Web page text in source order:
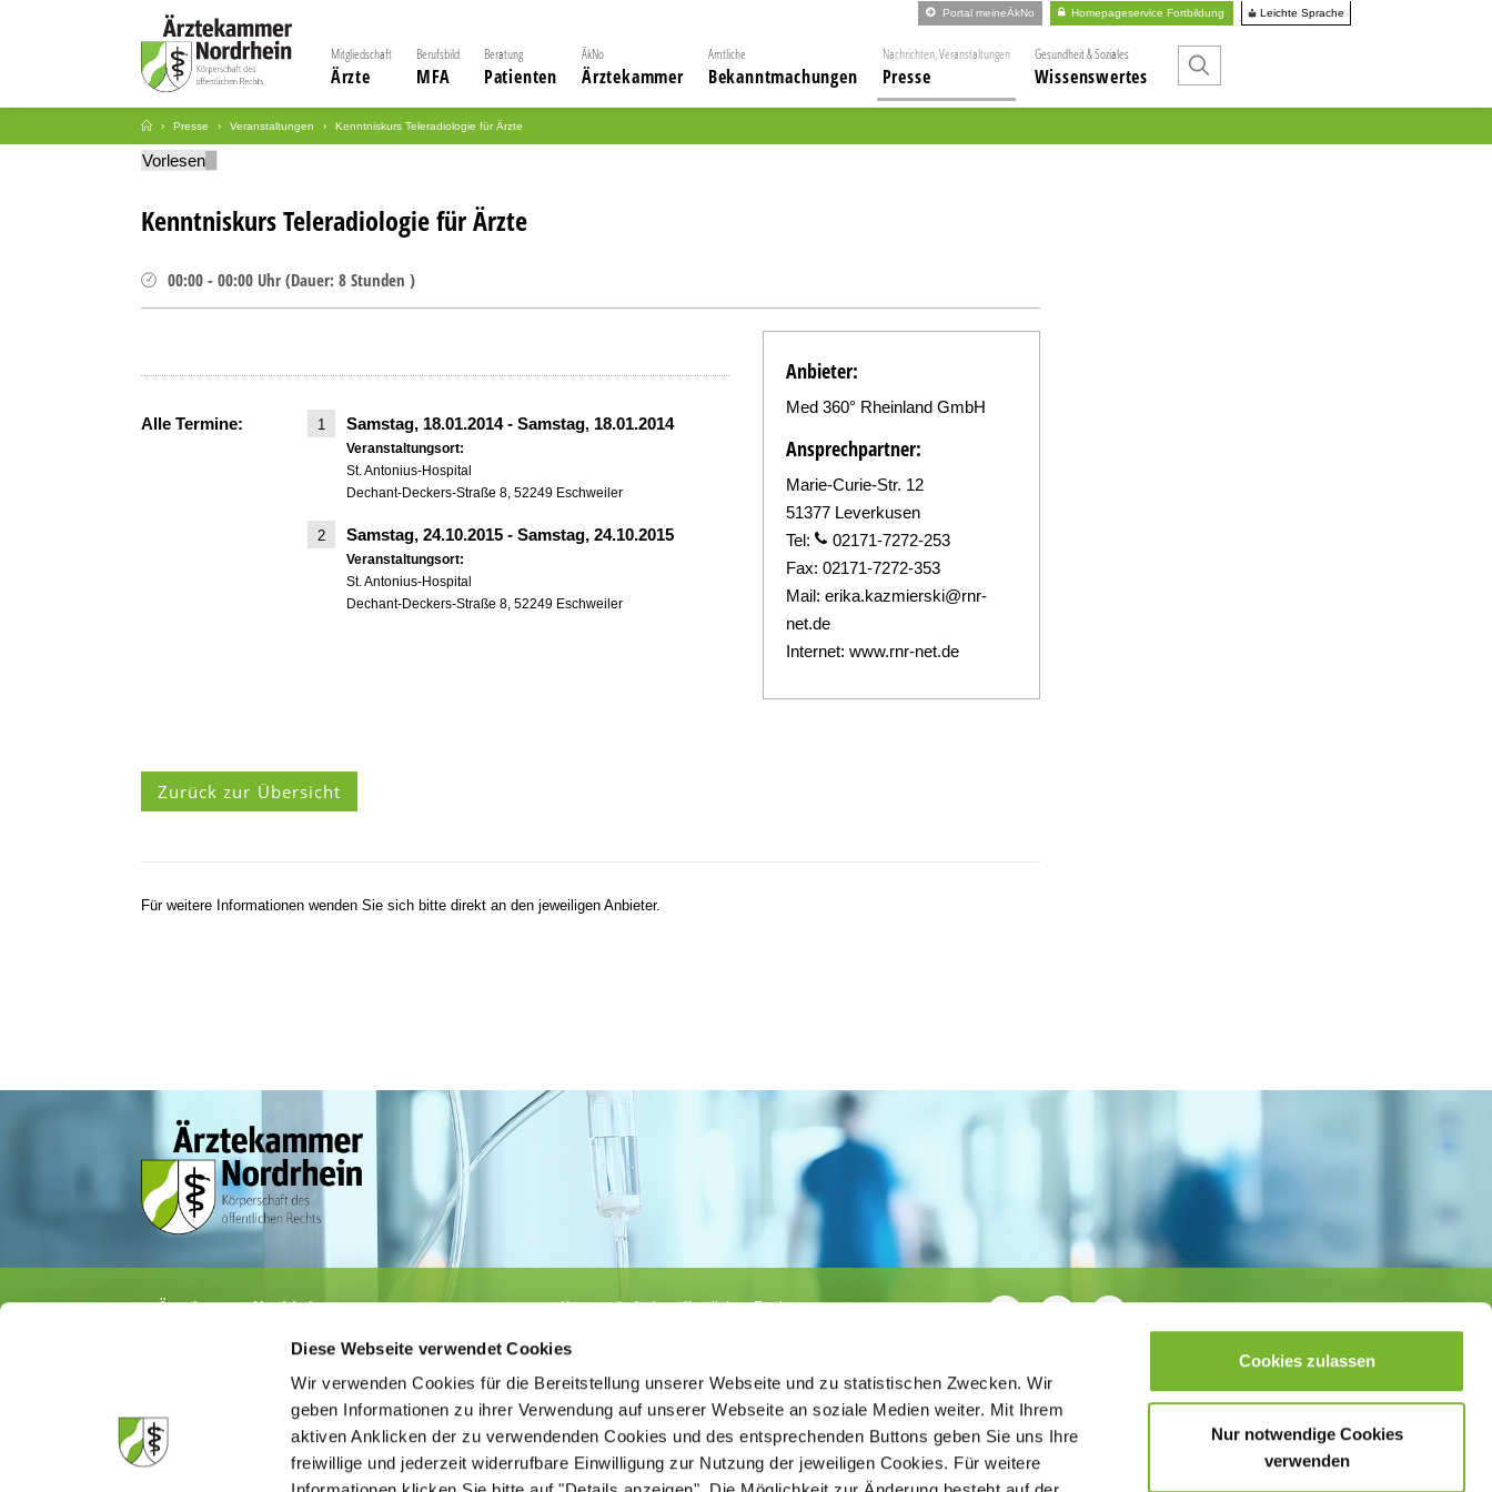
Diese Webseite verwendet Cookies
Wir verwenden Cookies für die Bereitstellung unserer Webseite und zu statistischen Zwecken. Wir
geben Informationen zu ihrer Verwendung auf unserer Webseite an soziale Medien weiter. Mit Ihrem
aktiven Anklicken der zu verwendenden Cookies und des entsprechenden Buttons geben Sie uns Ihre
freiwillige und jederzeit widerrufbare Einwilligung zur Nutzung der jeweiligen Cookies. Für weitere
Cookies zulassen
Nur notwendige Cookies
verwenden
Portal meineÄkNo Homepageservice Fortbildung Leichte Sprache
Mitgliedschaft
Ärzte
Berufsbild
MFA
Beratung
Patienten
ÄkNo
Ärztekammer
Amtliche
Bekanntmachungen
Nachrichten, Veranstaltungen
Presse
Gesundheit & Soziales
Wissenswertes
Presse Veranstaltungen Kenntniskurs Teleradiologie für Ärzte
Vorlesen
Kenntniskurs Teleradiologie für Ärzte
00:00 - 00:00 Uhr (Dauer: 8 Stunden )
Alle Termine: 1 Samstag, 18.01.2014- Samstag, 18.01.2014
Veranstaltungsort:
St. Antonius-Hospital
Dechant-Deckers-Straße 8, 52249 Eschweiler
2 Samstag, 24.10.2015 - Samstag, 24.10.2015
Veranstaltungsort:
St. Antonius-Hospital
Dechant-Deckers-Straße 8, 52249 Eschweiler
Anbieter:
Med 360° Rheinland GmbH
Ansprechpartner:
Marie-Curie-Str. 12
51377 Leverkusen
Tel:
02171-7272-253
Fax: 02171-7272-353
Mail: erika.kazmierski@rnr-
net.de
Internet: www.rnr-net.de
Zurück zur Übersicht
Für weitere Informationen wenden Sie sich bitte direkt an den jeweiligen Anbieter.
Ärztekammer Nordrhein
· Fax 0211 / 4302 2009
aerztekammer@aekno.de
Körperschaft des öffentlichen Rechts